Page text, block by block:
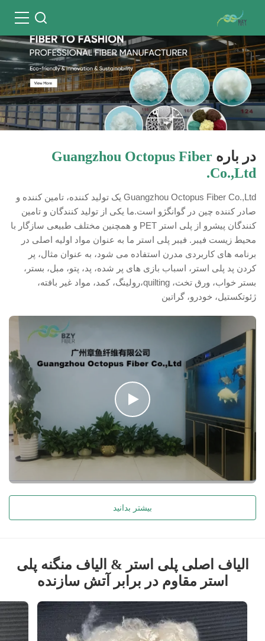
در باره Guangzhou Octopus Fiber
Co.,Ltd.
Guangzhou Octopus Fiber Co.,Ltd یک تولید کننده، تامین کننده و
صادر کننده چین در گوانگژو است.ما یکی از تولید کنندگان و تامین
کنندگان پیشرو از پلی استر PET و همچنین مختلف طبیعی سازگار با
محیط زیست فیبر. فیبر پلی استر ما به عنوان مواد اولیه اصلی در
برنامه های کاربردی مدرن استفاده می شود، به عنوان مثال، پر
کردن پد پلی استر، اسباب بازی های پر شده، پد، پتو، مبل، بستر،
بستر خواب، ورق تخت، quilting،رولینگ، کمد، مواد غیر بافته،
ژئوتکستيل، خودرو، گراتين
بیشتر بدانید
الیاف اصلی پلی استر & الیاف منگنه پلی
استر مقاوم در برابر آتش سازنده